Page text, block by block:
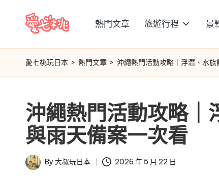
content愛
七
玩
日
本
熱門文章 旅遊行程 景
愛七桃玩日本 > 熱門文章 > 沖繩熱門活動攻略｜浮潛、水
沖繩熱門活動攻略｜
與雨天備案一次看
Posted
By 大叔玩日本 2026 年 5 月 22 日